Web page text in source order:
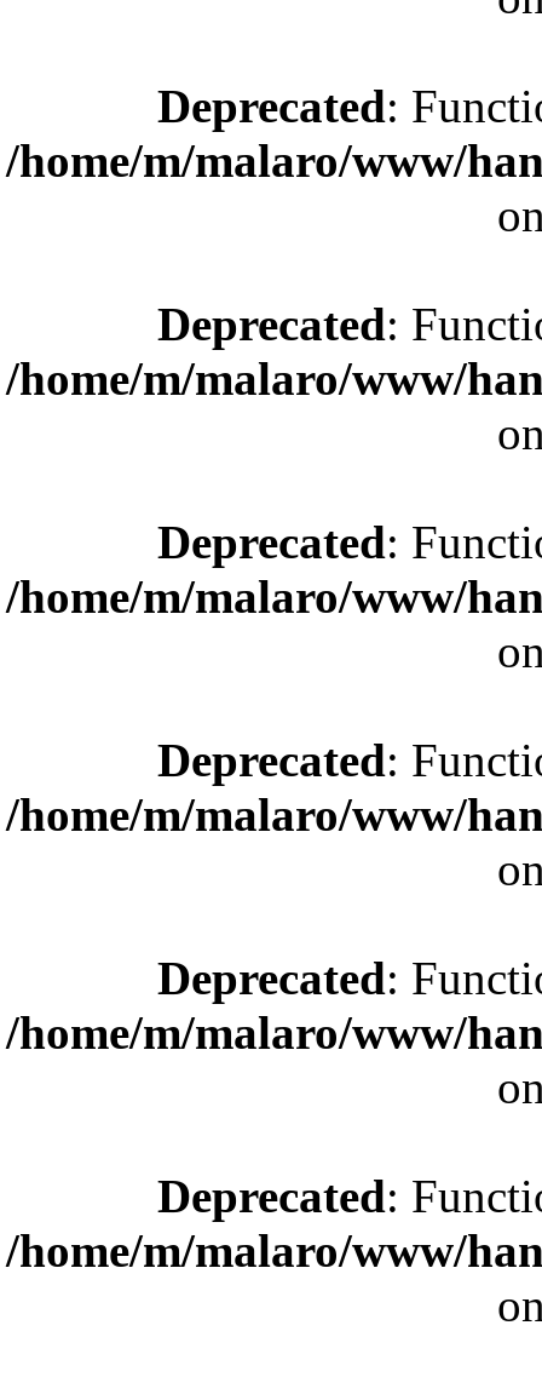
Deprecated:
/home/m/malaro/www/
Deprecated:
/home/m/malaro/www/
Deprecated:
/home/m/malaro/www/
Deprecated:
/home/m/malaro/www/
Deprecated:
/home/m/malaro/www/
Deprecated:
/home/m/malaro/www/